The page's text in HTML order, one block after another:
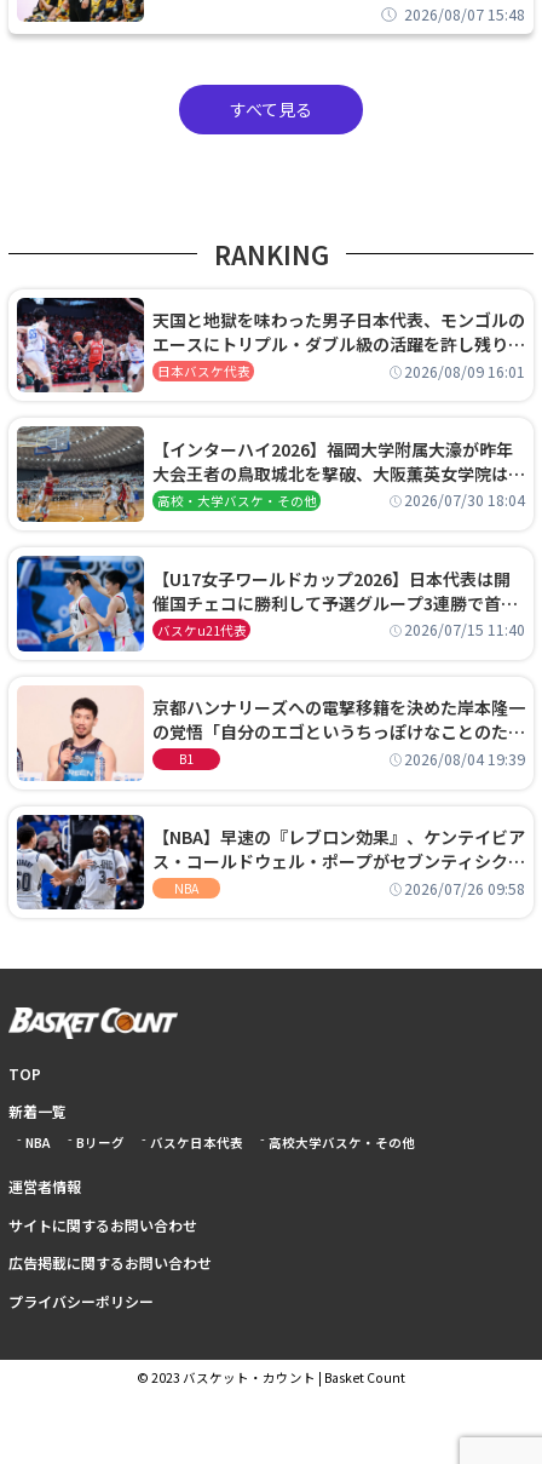
2026/08/07 15:48
すべて見る
RANKING
天国と地獄を味わった男子日本代表、モンゴルの
エースにトリプル・ダブル級の活躍を許し残り
0.4秒に失点する悔しい敗戦
日本バスケ代表 2026/08/09 16:01
【インターハイ2026】福岡大学附属大濠が昨年
大会王者の鳥取城北を撃破、大阪薫英女学院は岐
阜女子に完勝、大会3日目試合結果
高校・大学バスケ・その他 2026/07/30 18:04
【U17女子ワールドカップ2026】日本代表は開
催国チェコに勝利して予選グループ3連勝で首位
通過！準々決勝の相手はエジプトに決定
バスケu21代表 2026/07/15 11:40
京都ハンナリーズへの電撃移籍を決めた岸本隆一
の覚悟「自分のエゴというちっぽけなことのため
に、京都に来たわけではない」
B1 2026/08/04 19:39
【NBA】早速の『レブロン効果』、ケンテイビア
ス・コールドウェル・ポープがセブンティシクサ
ーズに1年契約で加入
NBA 2026/07/26 09:58
TOP
新着一覧
NBA Bリーグ バスケ日本代表 高校大学バスケ・その他
運営者情報
サイトに関するお問い合わせ
広告掲載に関するお問い合わせ
プライバシーポリシー
© 2023 バスケット・カウント | Basket Count